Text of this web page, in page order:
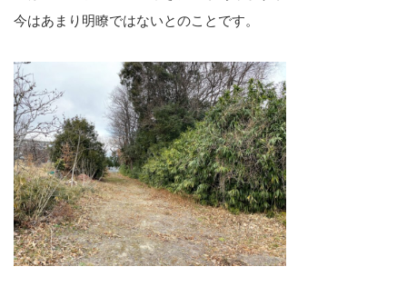
今はあまり明瞭ではないとのことです。